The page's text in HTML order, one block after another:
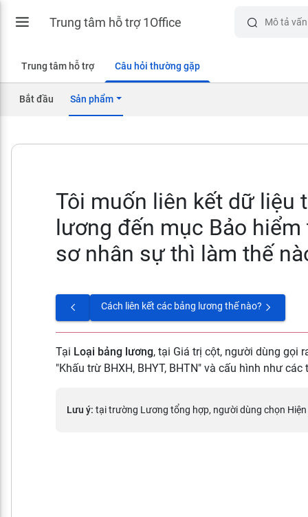
Trung tâm hỗ trợ 1Office
Trung tâm hỗ trợ Câu hỏi thường gặp
Bắt đầu Sản phẩm
Tôi muốn liên kết dữ liệu
lương đến mục Bảo
sơ nhân sự thì làm thế
Cách liên kết các bảng lương thế nào?
Tại Loại bảng lương, tại Giá trị cột, người dùng gọi
"Khấu trừ BHXH, BHYT, BHTN" và cấu hình như
Lưu ý: tại trường Lương tổng hợp, người dùng chọn Hiện